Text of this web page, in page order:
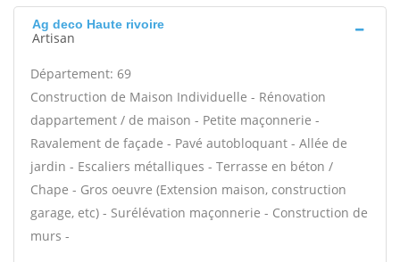
Ag deco Haute rivoire
Artisan
Département: 69
Construction de Maison Individuelle - Rénovation
dappartement / de maison - Petite maçonnerie -
Ravalement de façade - Pavé autobloquant - Allée de
jardin - Escaliers métalliques - Terrasse en béton /
Chape - Gros oeuvre (Extension maison, construction
garage, etc) - Surélévation maçonnerie - Construction de
murs -